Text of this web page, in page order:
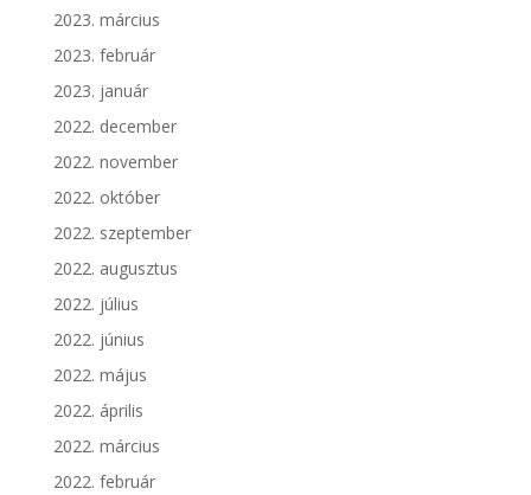
2023. március
2023. február
2023. január
2022. december
2022. november
2022. október
2022. szeptember
2022. augusztus
2022. július
2022. június
2022. május
2022. április
2022. március
2022. február